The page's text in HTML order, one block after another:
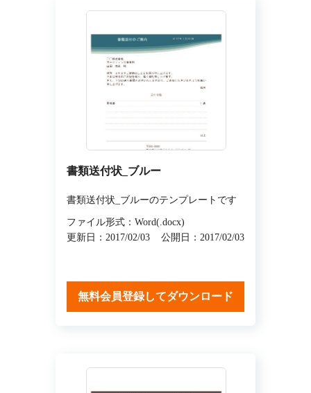
書類送付状_ブルー
書類送付状_ブルーのテンプレートです
ファイル形式：Word(.docx)
更新日：2017/02/03
公開日：2017/02/03
無料会員登録してダウンロード